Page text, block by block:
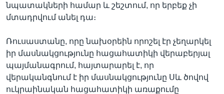
նպատակների համար և շեշտում, որ երբեք չի
մտադրվում անել դա։
Ռուսաստանը, որը նախօրեին որոշել էր չեղարկել
իր մասնակցությունը հացահատիկի վերաբերյալ
պայմանագրում, հայտարարել է, որ
վերականգնում է իր մասնակցությունը Սև ծովով
ուկրաինական հացահատիկի առաքումը